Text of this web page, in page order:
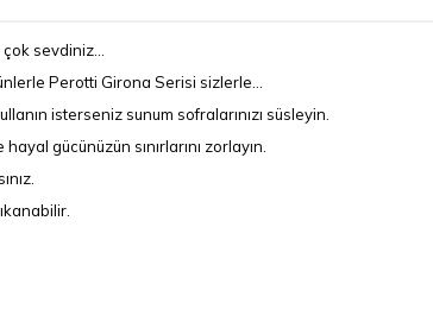
sevdiniz...
Perotti Girona Serisi sizlerle...
isterseniz sunum sofralarınızı süsleyin.
gücünüzün sınırlarını zorlayın.